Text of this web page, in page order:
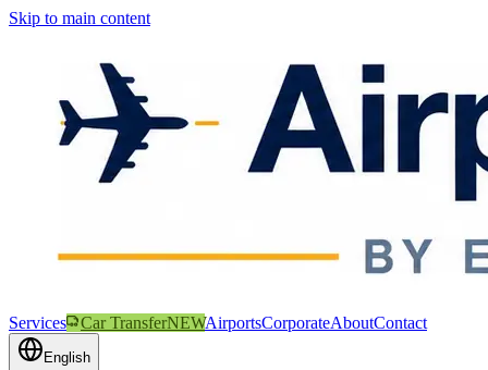
Skip to main content
Services Car TransferNEWAirportsCorporateAboutContact
English